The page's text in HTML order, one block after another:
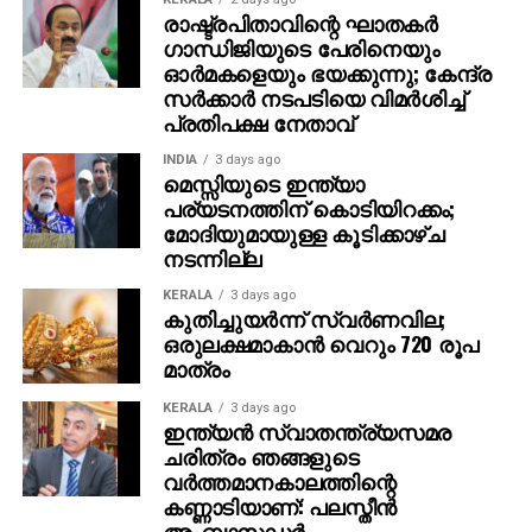
ലോക സാമ്പത്തിക പ്രതിസന്ധിക്കു കാരണമായ
അമേരിക്കന്‍ ബാങ്കിങ് തകര്‍ച്ചയിലേക്ക് നയിച്ച അതേ
സാമ്പത്തിക നയങ്ങളാണ് മോദി സര്‍ക്കാരും
പിന്തുടരുന്നത്. ഇത് രാജ്യ സമ്പദ് വ്യവസ്ഥയെ
സുസ്ഥിരമാക്കുന്നതിനു പകരം
അസ്ഥിരപ്പെടുത്തുന്നതിലേക്കാണ് നയിക്കുക.
ഉത്തര്‍പ്രദേശ്, പഞ്ചാബ് നിയമസഭാ
തെരഞ്ഞെടുപ്പുകള്‍ ആസന്നമായിരിക്കെ
‘കള്ളപ്പണത്തിനെതിരെയുള്ള പോരാട്ടത്തിനു’ വോട്ടു
ചോദിക്കാനുള്ള രാഷ്ട്രീയ തന്ത്രം കൂടി ഈയൊരു
നീക്കത്തില്‍ ഒളിഞ്ഞിരിപ്പുണ്ട്. പ്രത്യക്ഷത്തില്‍
സാമ്പത്തിക കുറ്റവാളികളെ പിടിച്ചുകെട്ടുന്നു എന്നു
തോന്നിപ്പിക്കുക വഴി ജനപിന്തുണയാര്‍ജിക്കുകയും
വായ്പാ സംവിധാത്തെ ശക്തിപ്പെടുത്തുന്നതിലൂടെ
കോര്‍പറേറ്റുകളെ സന്തോഷിപ്പിക്കുകയും ചെയ്യുന്ന
രാഷ്ട്രീയ കളിക്കാണ് രാജ്യം വേദിയാവുന്നത്.
അല്ലാതെ മോദി സര്‍ക്കാര്‍ അവകാശപ്പെടുന്നത്
പോലെ കറന്‍സി പിന്‍വലിക്കുന്നത് കൊണ്ട് മാത്രം
കള്ളപ്പണം തടയാനാവില്ല. വിദേശ നിക്ഷേപങ്ങളിലെ
രാഷ്ട്രപിതാവിന്റെ ഘാതകര്‍
ഗാന്ധിജിയുടെ പേരിനെയും
ഓര്‍മകളെയും ഭയക്കുന്നു; കേന്ദ്ര
സര്‍ക്കാര്‍ നടപടിയെ വിമര്‍ശിച്ച്
പ്രതിപക്ഷ നേതാവ്
INDIA 3 days ago
മെസ്സിയുടെ ഇന്ത്യാ
പര്യടനത്തിന് കൊടിയിറക്കം;
മോദിയുമായുള്ള കൂടിക്കാഴ്ച
നടന്നില്ല
KERALA 3 days ago
കുതിച്ചുയര്‍ന്ന് സ്വര്‍ണവില;
ഒരുലക്ഷമാകാന്‍ വെറും 720 രൂപ
മാത്രം
KERALA 3 days ago
ഇന്ത്യൻ സ്വാതന്ത്ര്യസമര
ചരിത്രം ഞങ്ങളുടെ
വർത്തമാനകാലത്തിന്റെ
കണ്ണാടിയാണ്: പലസ്തീൻ